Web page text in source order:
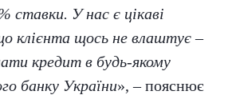
ставки. У нас є цікаві
клієнта щось не влаштує –
кредит в будь-якому
банку України», – пояснює